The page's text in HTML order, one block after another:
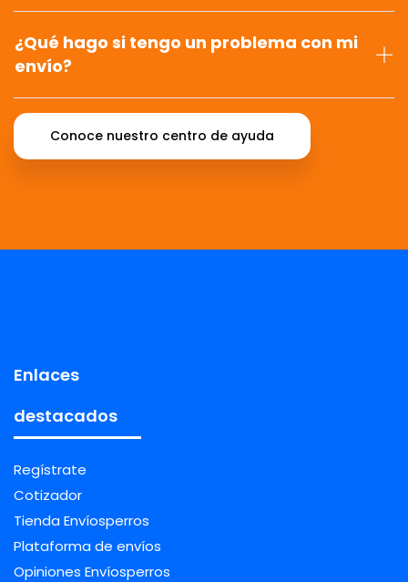
¿Qué hago si tengo un problema con mi
envío?
Conoce nuestro centro de ayuda
Enlaces
destacados
Regístrate
Cotizador
Tienda Envíosperros
Plataforma de envíos
Opiniones Envíosperros